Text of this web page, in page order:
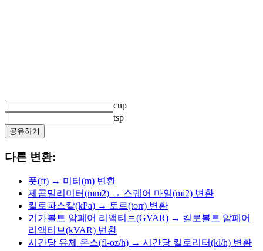
cup
tsp
공유하기
다른 변환:
풋(ft) → 미터(m) 변환
제곱밀리미터(mm2) → 스퀘어 마일(mi2) 변환
킬로파스칼(kPa) → 토르(torr) 변환
기가볼트 암페어 리액티브(GVAR) → 킬로볼트 암페어
리액티브(kVAR) 변환
시간당 유체 온스(fl-oz/h) → 시간당 킬로리터(kl/h) 변환